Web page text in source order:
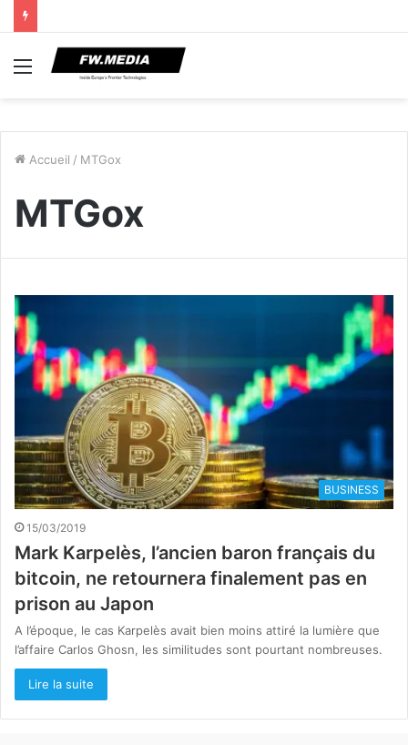
Menu
Accueil / MTGox
MTGox
BUSINESS
15/03/2019
Mark Karpelès, l’ancien baron français du
bitcoin, ne retournera finalement pas en
prison au Japon
A l’époque, le cas Karpelès avait bien moins attiré la lumière que
l’affaire Carlos Ghosn, les similitudes sont pourtant nombreuses.
Lire la suite